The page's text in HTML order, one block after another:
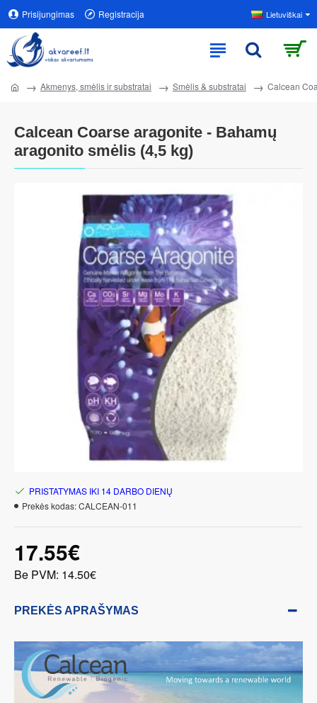
Prisijungimas Registracija Lietuviškai
Akmenys, smėlis ir substratai Smėlis & substratai Calcean
Calcean Coarse aragonite - Bahamų
aragonito smėlis (4,5 kg)
17.55€
Be PVM: 14.50€
PRISTATYMAS IKI 14 DARBO DIENŲ
Prekės kodas:CALCEAN-011
PREKĖS APRAŠYMAS